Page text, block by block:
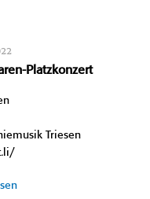
Platzkonzert
Triesen